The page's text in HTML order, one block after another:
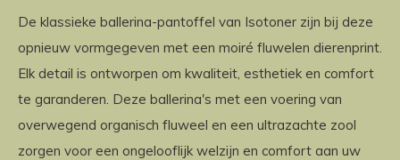
De klassieke ballerina-pantoffel van Isotoner zijn bij deze
opnieuw vormgegeven met een moiré fluwelen dierenprint.
Elk detail is ontworpen om kwaliteit, esthetiek en comfort
te garanderen. Deze ballerina's met een voering van
overwegend organisch fluweel en een ultrazachte zool
zorgen voor een ongelooflijk welzijn en comfort aan uw